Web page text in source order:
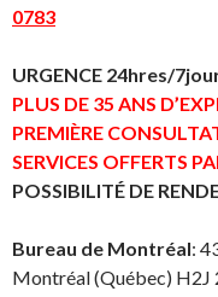
0783
URGENCE 24hres/
PLUS DE 35 ANS
PREMIÈRE
SERVICES OFFERTS
POSSIBILITÉ DE
Bureau de Montréal:
Montréal (Québec) H2J